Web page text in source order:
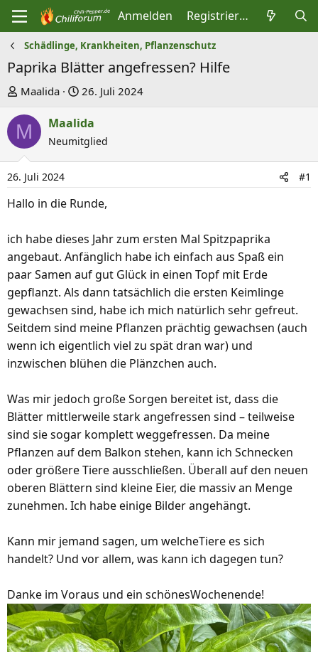
Anmelden Registrieren
Schädlinge, Krankheiten, Pflanzenschutz
Paprika Blätter angefressen? Hilfe
E
s
t
e
l
e
Maalida
E
s
t
e
t
m
26. Juli 2024
M Maalida
Neumitglied
26. Juli 2024 #1
Hallo in die Runde,
ich habe dieses Jahr zum ersten Mal Spitzpaprika
angebaut. Anfänglich habe ich einfach aus Spaß ein
paar Samen auf gut Glück in einen Topf mit Erde
gepflanzt. Als dann tatsächlich die ersten Keimlinge
gewachsen sind, habe ich mich natürlich sehr gefreut.
Seitdem sind meine Pflanzen prächtig gewachsen (auch
wenn ich eigentlich viel zu spät dran war) und
inzwischen blühen die Plänzchen auch.
Was mir jedoch große Sorgen bereitet ist, dass die
Blätter mittlerweile stark angefressen sind – teilweise
sind sie sogar komplett weggefressen. Da meine
Pflanzen auf dem Balkon stehen, kann ich Schnecken
oder größere Tiere ausschließen. Überall auf den neuen
oberen Blättern sind kleine Eier, die massiv an Menge
zunehmen. Ich habe einige Bilder angehängt.
Kann mir jemand sagen, um welcheTiere es sich
handelt? Und vor allem, was kann ich dagegen tun?
Danke im Voraus und ein schönesWochenende!